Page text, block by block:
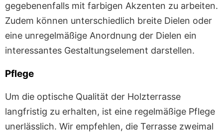
gegebenenfalls mit farbigen Akzenten zu arbeiten.
Zudem können unterschiedlich breite Dielen oder
eine unregelmäßige Anordnung der Dielen ein
interessantes Gestaltungselement darstellen.
Pflege
Um die optische Qualität der Holzterrasse
langfristig zu erhalten, ist eine regelmäßige Pflege
unerlässlich. Wir empfehlen, die Terrasse zweimal